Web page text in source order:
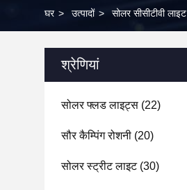
घर > उत्पादों > सोलर सीसीटीवी लाइट
श्रेणियां
सोलर फ्लड लाइट्स (22)
सौर कैम्पिंग रोशनी (20)
सोलर स्ट्रीट लाइट(30)